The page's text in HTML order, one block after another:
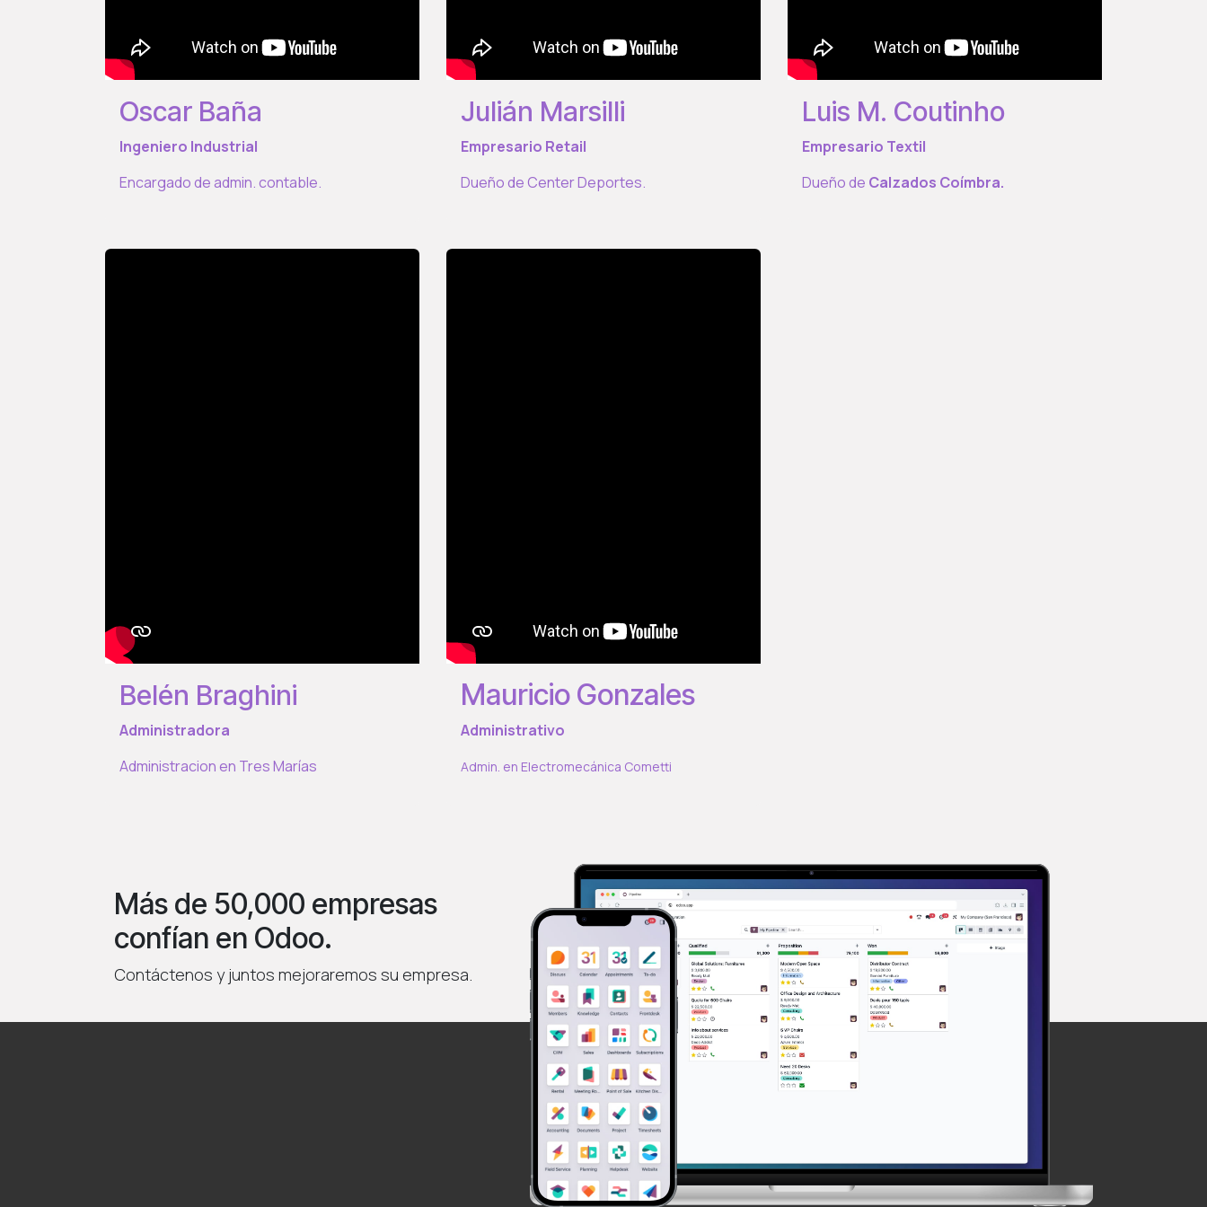
Oscar Baña
Ingeniero Industrial
Encargado de admin. contable.
Julián Marsilli
Empresario Retail
Dueño de Center Deportes.
Luis M. Coutinho
Empresario Textil
Dueño de Calzados Coímbra.
Belén Braghini
Administradora
Administracion en Tres Marías
Mauricio Gonzales
Administrativo
Admin. en Electromecánica Cometti
Más de 50,000 empresas
confían en Odoo.
Contáctenos y juntos mejoraremos su empresa.